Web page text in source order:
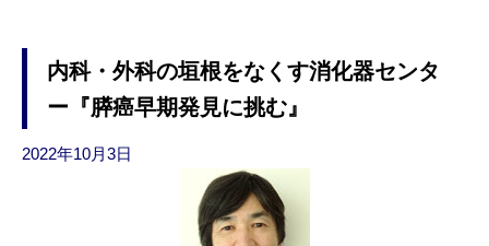
内科・外科の垣根をなくす消化器センタ
ー『膵癌早期発見に挑む』
2022年10月3日